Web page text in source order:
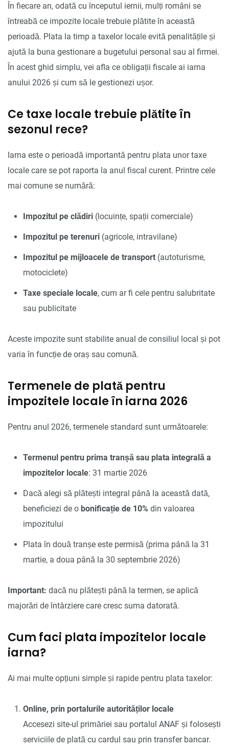
În fiecare an, odată cu începutul iernii, mulți români se
întreabă ce impozite locale trebuie plătite în această
perioadă. Plata la timp a taxelor locale evită penalitățile și
ajută la buna gestionare a bugetului personal sau al firmei.
În acest ghid simplu, vei afla ce obligații fiscale ai iarna
anului 2026 și cum să le gestionezi ușor.
Ce taxe locale trebuie plătite în
sezonul rece?
Iarna este o perioadă importantă pentru plata unor taxe
locale care se pot raporta la anul fiscal curent. Printre cele
mai comune se numără:
Impozitul pe clădiri (locuințe, spații comerciale)
Impozitul pe terenuri (agricole, intravilane)
Impozitul pe mijloacele de transport (autoturisme,
motociclete)
Taxe speciale locale, cum ar fi cele pentru salubritate
sau publicitate
Aceste impozite sunt stabilite anual de consiliul local și pot
varia în funcție de oraș sau comună.
Termenele de plată pentru
impozitele locale în iarna 2026
Pentru anul 2026, termenele standard sunt următoarele:
Termenul pentru prima tranșă sau plata integrală a
impozitelor locale: 31 martie 2026
Dacă alegi să plătești integral până la această dată,
beneficiezi de o bonificație de 10% din valoarea
impozitului
Plata în două tranșe este permisă (prima până la 31
martie, a doua până la 30 septembrie 2026)
Important: dacă nu plătești până la termen, se aplică
majorări de întârziere care cresc suma datorată.
Cum faci plata impozitelor locale
iarna?
Ai mai multe opțiuni simple și rapide pentru plata taxelor:
Online, prin portalurile autorităților locale
Accesezi site-ul primăriei sau portalul ANAF și folosești
serviciile de plată cu cardul sau prin transfer bancar.